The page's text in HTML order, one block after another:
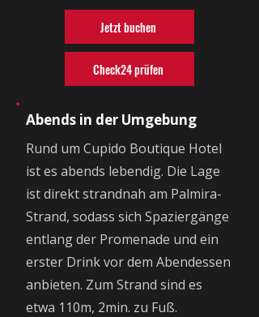
Jetzt buchen
Check24 prüfen
Abends in der Umgebung
Rund um Cupido Boutique Hotel
ist es abends lebendig. Die Lage
ist direkt strandnah am Palmira-
Strand, sodass sich Spaziergänge
entlang der Promenade und ein
erster Drink vor dem Abendessen
anbieten. Zum Strand sind es
etwa 110m, 2min. zu Fuß.